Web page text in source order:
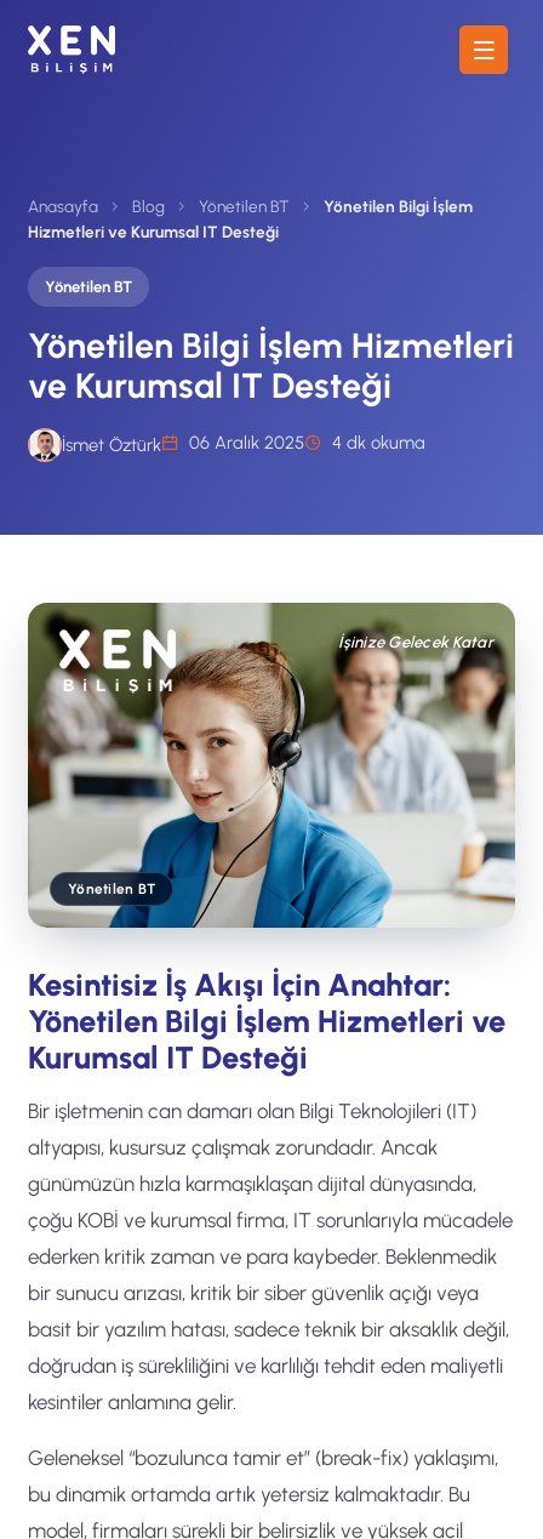
Anasayfa Blog Yönetilen BT
Yönetilen Bilgi İşlem
Hizmetleri ve Kurumsal IT Desteği
Yönetilen BT
Yönetilen Bilgi İşlem Hizmetleri
ve Kurumsal IT Desteği
İsmet Öztürk 06 Aralık 2025 4 dk okuma
İşinize Gelecek Katar
Yönetilen BT
Kesintisiz İş Akışı İçin Anahtar:
Yönetilen Bilgi İşlem Hizmetleri ve
Kurumsal IT Desteği
Bir işletmenin can damarı olan Bilgi Teknolojileri (IT)
altyapısı, kusursuz çalışmak zorundadır. Ancak
günümüzün hızla karmaşıklaşan dijital dünyasında,
çoğu KOBİ ve kurumsal firma, IT sorunlarıyla mücadele
ederken kritik zaman ve para kaybeder. Beklenmedik
bir sunucu arızası, kritik bir siber güvenlik açığı veya
basit bir yazılım hatası, sadece teknik bir aksaklık değil,
doğrudan iş sürekliliğini ve karlılığı tehdit eden maliyetli
kesintiler anlamına gelir.
Geleneksel “bozulunca tamir et” (break-fix) yaklaşımı,
bu dinamik ortamda artık yetersiz kalmaktadır. Bu
model, firmaları sürekli bir belirsizlik ve yüksek acil